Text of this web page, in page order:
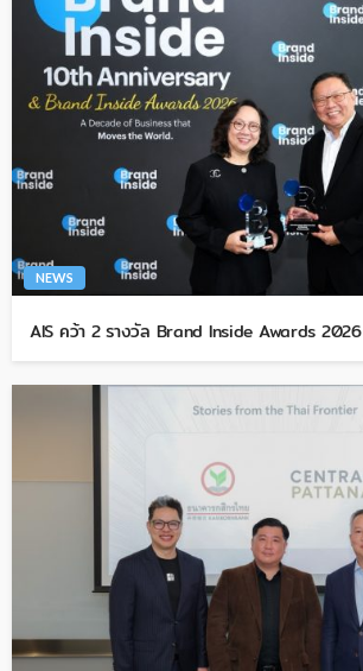
NEWS
AIS คว้า 2 รางวัล Brand Inside Awards 2026